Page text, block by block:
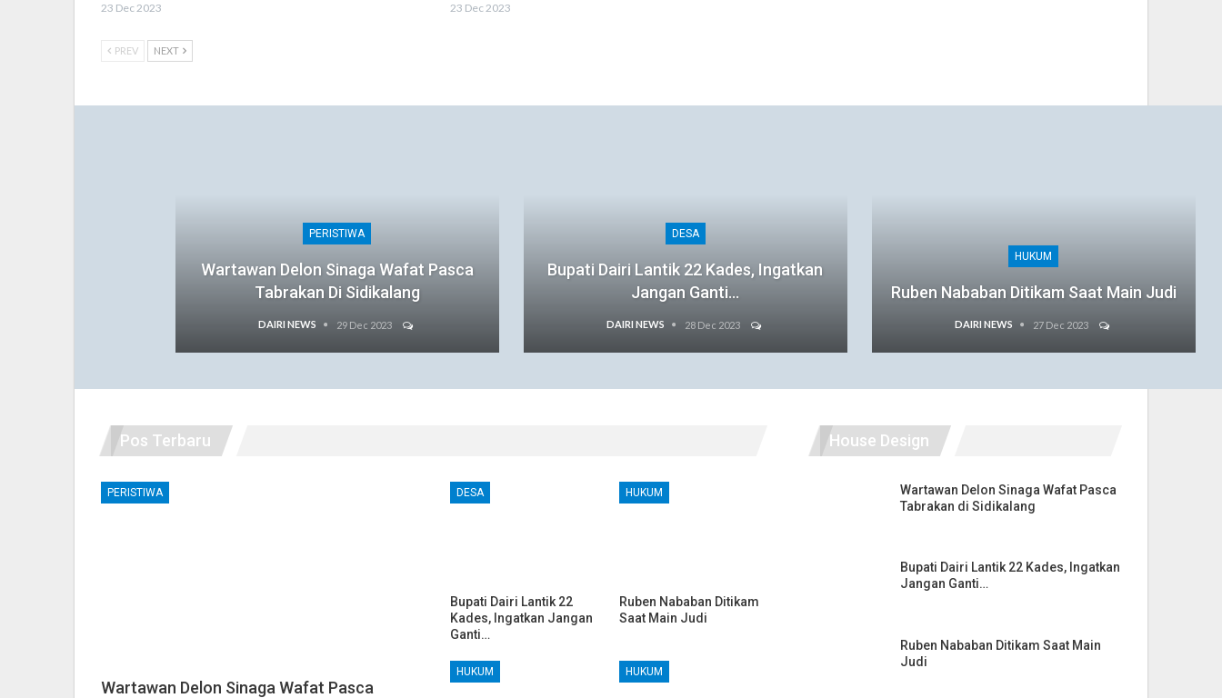
23 Dec 2023 23 Dec 2023
PREV NEXT
PERISTIWA
Wartawan Delon Sinaga Wafat Pasca
Tabrakan Di Sidikalang
DAIRI NEWS 29 Dec 2023
DESA
Bupati Dairi Lantik 22 Kades, Ingatkan
Jangan Ganti…
DAIRI NEWS 28 Dec 2023
HUKUM
Ruben Nababan Ditikam Saat Main Judi
DAIRI NEWS 27 Dec 2023
Pos Terbaru
PERISTIWA
Wartawan Delon Sinaga Wafat Pasca
DESA
Bupati Dairi Lantik 22
Kades, Ingatkan Jangan
Ganti…
HUKUM
Ruben Nababan Ditikam
Saat Main Judi
HUKUM HUKUM
House Design
Wartawan Delon Sinaga Wafat Pasca
Tabrakan di Sidikalang
Bupati Dairi Lantik 22 Kades, Ingatkan
Jangan Ganti…
Ruben Nababan Ditikam Saat Main
Judi